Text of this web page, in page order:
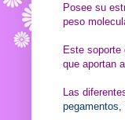
Posee su
peso
Este
que aportan
Las
pegamentos,